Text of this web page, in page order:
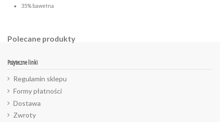
35% bawełna
Polecane produkty
Pożyteczne linki
Regulamin sklepu
Formy płatności
Dostawa
Zwroty